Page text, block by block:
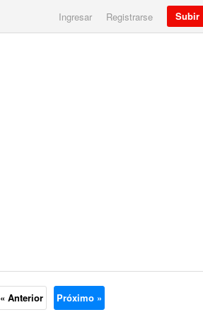
Ingresar Registrarse Subir
« Anterior Próximo »